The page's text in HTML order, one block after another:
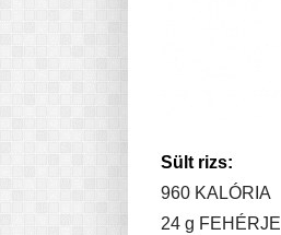
Sült rizs:
960 KALÓRIA
24 g FEHÉRJE